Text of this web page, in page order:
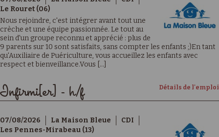
Le Rouret (06)
Nous rejoindre, c'est intégrer avant tout une
crèche et une équipe passionnée. Le tout au
sein d'un groupe reconnu et apprécié : plus de
9 parents sur 10 sont satisfaits, sans compter les enfants ;)En tant
qu'Auxiliaire de Puériculture, vous accueillez les enfants avec
respect et bienveillance.Vous [...]
Détails de l'emploi
Infirmi[er] - h/f
07/08/2026 La Maison Bleue
CDI
Les Pennes-Mirabeau (13)